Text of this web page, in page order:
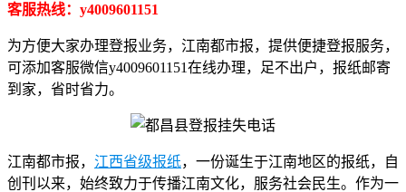
客服热线：y4009601151
为方便大家办理登报业务，江南都市报，提供便捷登报服务，
可添加客服微信y4009601151在线办理，足不出户，报纸邮寄
到家，省时省力。
江南都市报， 江西省级报纸，一份诞生于江南地区的报纸，自
创刊以来，始终致力于传播江南文化，服务社会民生。作为一